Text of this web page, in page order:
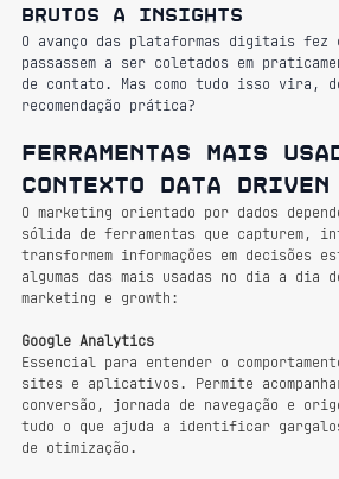
brutos a insights
O avanço das plataformas digitais fez
passassem a ser coletados em
de contato. Mas como tudo isso vira,
recomendação prática?
Ferramentas mais
contexto data driven
O marketing orientado por dados
sólida de ferramentas que capturem,
transformem informações em decisões
algumas das mais usadas no dia a dia
marketing e growth:
Google Analytics
Essencial para entender o
sites e aplicativos. Permite
conversão, jornada de navegação e
tudo o que ajuda a identificar
de otimização.